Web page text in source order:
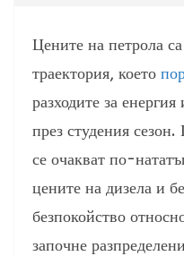
Цените на петрола
траектория, което
разходите за
през студения
се очакват по-
цените на дизела и
безпокойство
започне